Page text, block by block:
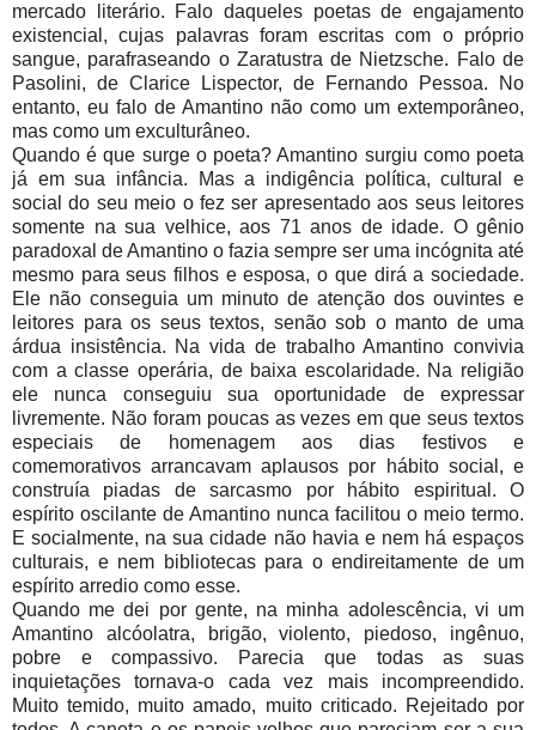
mercado literário. Falo daqueles poetas de engajamento
existencial, cujas palavras foram escritas com o próprio
sangue, parafraseando o Zaratustra de Nietzsche. Falo de
Pasolini, de Clarice Lispector, de Fernando Pessoa. No
entanto, eu falo de Amantino não como um extemporâneo,
mas como um exculturâneo.
Quando é que surge o poeta? Amantino surgiu como poeta
já em sua infância. Mas a indigência política, cultural e
social do seu meio o fez ser apresentado aos seus leitores
somente na sua velhice, aos 71 anos de idade. O gênio
paradoxal de Amantino o fazia sempre ser uma incógnita até
mesmo para seus filhos e esposa, o que dirá a sociedade.
Ele não conseguia um minuto de atenção dos ouvintes e
leitores para os seus textos, senão sob o manto de uma
árdua insistência. Na vida de trabalho Amantino convivia
com a classe operária, de baixa escolaridade. Na religião
ele nunca conseguiu sua oportunidade de expressar
livremente. Não foram poucas as vezes em que seus textos
especiais de homenagem aos dias festivos e
comemorativos arrancavam aplausos por hábito social, e
construía piadas de sarcasmo por hábito espiritual. O
espírito oscilante de Amantino nunca facilitou o meio termo.
E socialmente, na sua cidade não havia e nem há espaços
culturais, e nem bibliotecas para o endireitamente de um
espírito arredio como esse.
Quando me dei por gente, na minha adolescência, vi um
Amantino alcóolatra, brigão, violento, piedoso, ingênuo,
pobre e compassivo. Parecia que todas as suas
inquietações tornava-o cada vez mais incompreendido.
Muito temido, muito amado, muito criticado. Rejeitado por